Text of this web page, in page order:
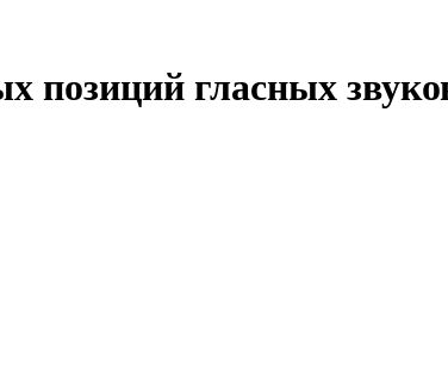
позиций гласных